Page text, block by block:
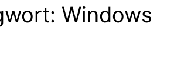
Windows